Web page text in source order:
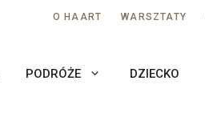
O HAART WARSZTATY
PODRÓŻE DZIECKO